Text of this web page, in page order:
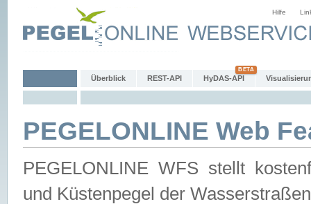
Hilfe
Überblick REST-API HyDAS-API
PEGELONLINE Web
PEGELONLINE WFS stellt
und Küstenpegel der